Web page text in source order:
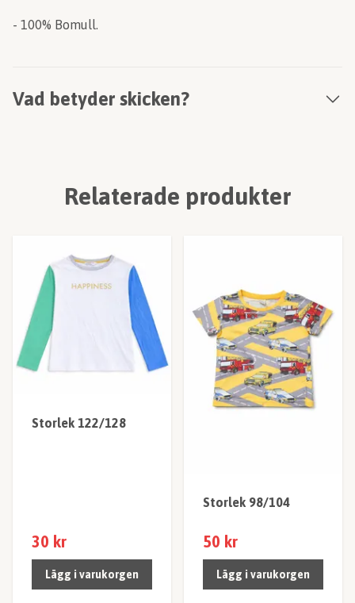
- 100% Bomull.
Vad betyder skicken?
Relaterade produkter
Storlek 122/128
30 kr
Lägg i varukorgen
Storlek 98/104
50 kr
Lägg i varukorgen